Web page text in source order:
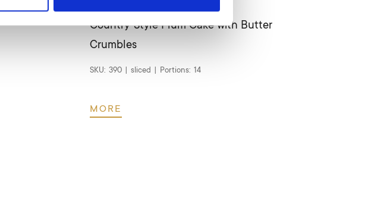
Country-Style Plum Cake with Butter
Crumbles
SKU: 390 | sliced | Portions: 14
MORE